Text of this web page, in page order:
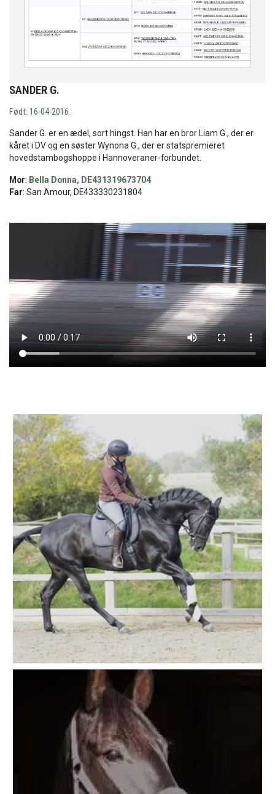
SANDER G.
Født: 16-04-2016.
Sander G. er en ædel, sort hingst. Han har en bror Liam G., der er
kåret i DV og en søster Wynona G., der er statspremieret
hovedstambogshoppe i Hannoveraner-forbundet.
Mor: Bella Donna, DE431319673704
Far: San Amour, DE433330231804